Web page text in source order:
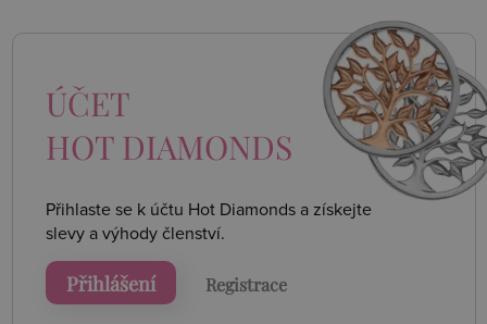
ÚČET
HOT DIAMONDS
Přihlaste se k účtu Hot Diamonds a získejte
slevy a výhody členství.
Přihlášení Registrace